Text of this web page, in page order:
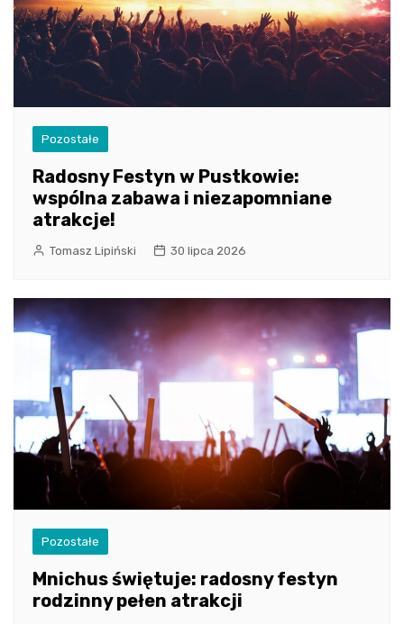
Pozostałe
Radosny Festyn w Pustkowie:
wspólna zabawa i niezapomniane
atrakcje!
Tomasz Lipiński 30 lipca 2026
Pozostałe
Mnichus świętuje: radosny festyn
rodzinny pełen atrakcji